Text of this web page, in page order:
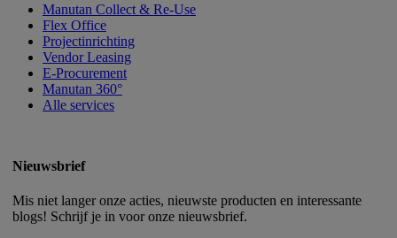
Manutan Collect & Re-Use
Flex Office
Projectinrichting
Vendor Leasing
E-Procurement
Manutan 360°
Alle services
Nieuwsbrief
Mis niet langer onze acties, nieuwste producten en interessante
blogs! Schrijf je in voor onze nieuwsbrief.